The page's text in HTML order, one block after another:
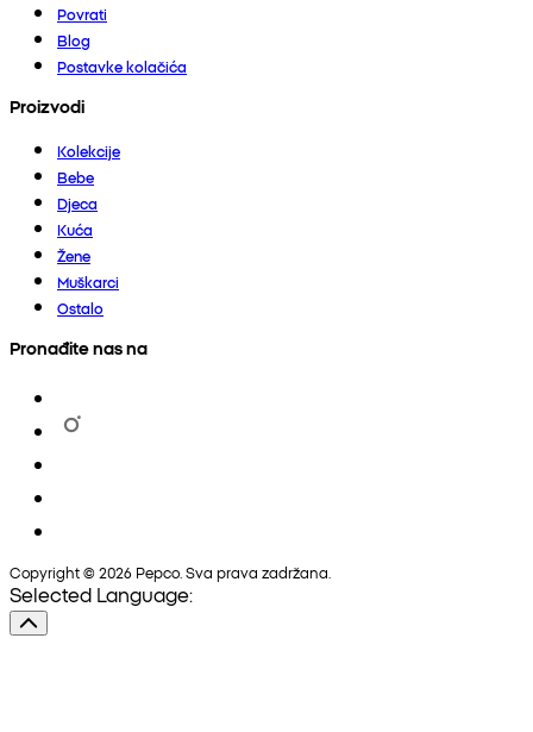
Povrati
Blog
Postavke kolačića
Proizvodi
Kolekcije
Bebe
Djeca
Kuća
Žene
Muškarci
Ostalo
Pronađite nas na
Copyright © 2026 Pepco. Sva prava zadržana.
Selected Language: